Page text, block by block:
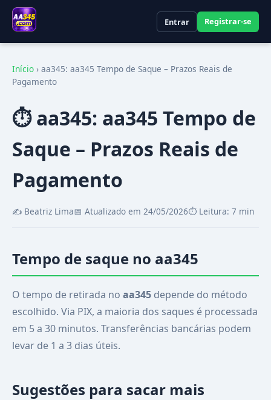
Entrar Registrar-se
Início › aa345: aa345 Tempo de Saque – Prazos Reais de
Pagamento
⏱️ aa345: aa345 Tempo de
Saque – Prazos Reais de
Pagamento
✍️ Beatriz Lima📅 Atualizado em 24/05/2026⏱️ Leitura: 7 min
Tempo de saque no aa345
O tempo de retirada no aa345 depende do método
escolhido. Via PIX, a maioria dos saques é processada
em 5 a 30 minutos. Transferências bancárias podem
levar de 1 a 3 dias úteis.
Sugestões para sacar mais